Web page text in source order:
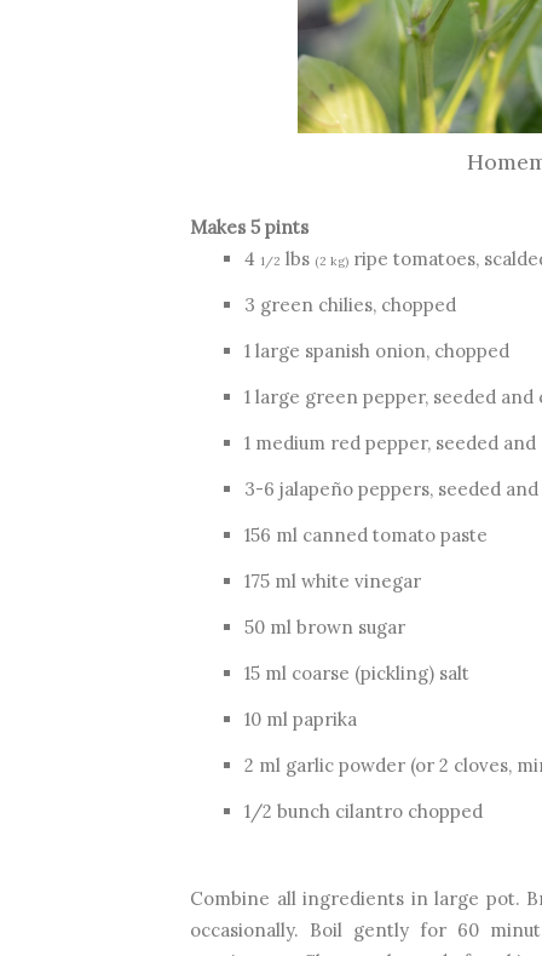
Makes 5 pints
4 1/2 lbs (2 kg) ripe tomatoes,
3 green chilies, chopped
1 large spanish onion, chopped
1 large green pepper, seeded and
1 medium red pepper, seeded
3-6 jalapeño peppers, seeded
156 ml canned tomato paste
175 ml white vinegar
50 ml brown sugar
15 ml coarse (pickling) salt
10 ml paprika
2 ml garlic powder (or 2 cloves,
1/2 bunch cilantro chopped
Combine all ingredients in large pot.
occasionally. Boil gently for 60